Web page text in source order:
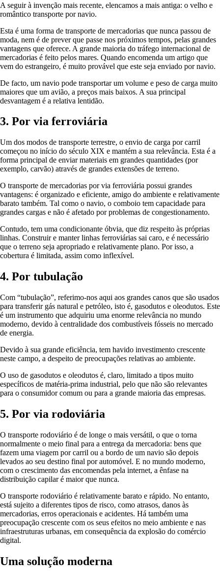
A seguir à invenção mais recente, elencamos a mais antiga: o velho e
romântico transporte por navio.
Esta é uma forma de transporte de mercadorias que nunca passou de
moda, nem é de prever que passe nos próximos tempos, pelas grandes
vantagens que oferece. A grande maioria do tráfego internacional de
mercadorias é feito pelos mares. Quando encomenda um artigo que
vem do estrangeiro, é muito provável que este seja enviado por navio.
De facto, um navio pode transportar um volume e peso de carga muito
maiores que um avião, a preços mais baixos. A sua principal
desvantagem é a relativa lentidão.
3. Por via ferroviária
Um dos modos de transporte terrestre, o envio de carga por carril
começou no início do século XIX e mantém a sua relevância. Esta é a
forma principal de enviar materiais em grandes quantidades (por
exemplo, carvão) através de grandes extensões de terreno.
O transporte de mercadorias por via ferroviária possui grandes
vantagens: é organizado e eficiente, amigo do ambiente e relativamente
barato também. Tal como o navio, o comboio tem capacidade para
grandes cargas e não é afetado por problemas de congestionamento.
Contudo, tem uma condicionante óbvia, que diz respeito às próprias
linhas. Construir e manter linhas ferroviárias sai caro, e é necessário
que o terreno seja apropriado e relativamente plano. Por isso, a
cobertura é limitada, assim como inflexível.
4. Por tubulação
Com “tubulação”, referimo-nos aqui aos grandes canos que são usados
para transferir gás natural e petróleo, isto é, gasodutos e oleodutos. Este
é um instrumento que adquiriu uma enorme relevância no mundo
moderno, devido à centralidade dos combustíveis fósseis no mercado
de energia.
Devido à sua grande eficiência, tem havido investimento crescente
neste campo, a despeito de preocupações relativas ao ambiente.
O uso de gasodutos e oleodutos é, claro, limitado a tipos muito
específicos de matéria-prima industrial, pelo que não são relevantes
para o consumidor comum ou para a grande maioria das empresas.
5. Por via rodoviária
O transporte rodoviário é de longe o mais versátil, o que o torna
normalmente o meio final para a entrega da mercadoria: bens que
fazem uma viagem por carril ou a bordo de um navio são depois
levados ao seu destino final por automóvel. E no mundo moderno,
com o crescimento das encomendas pela internet, a ênfase na
distribuição capilar é maior que nunca.
O transporte rodoviário é relativamente barato e rápido. No entanto,
está sujeito a diferentes tipos de risco, como atrasos, danos às
mercadorias, erros operacionais e acidentes. Há também uma
preocupação crescente com os seus efeitos no meio ambiente e nas
infraestruturas urbanas, em consequência da explosão do comércio
digital.
Uma solução moderna